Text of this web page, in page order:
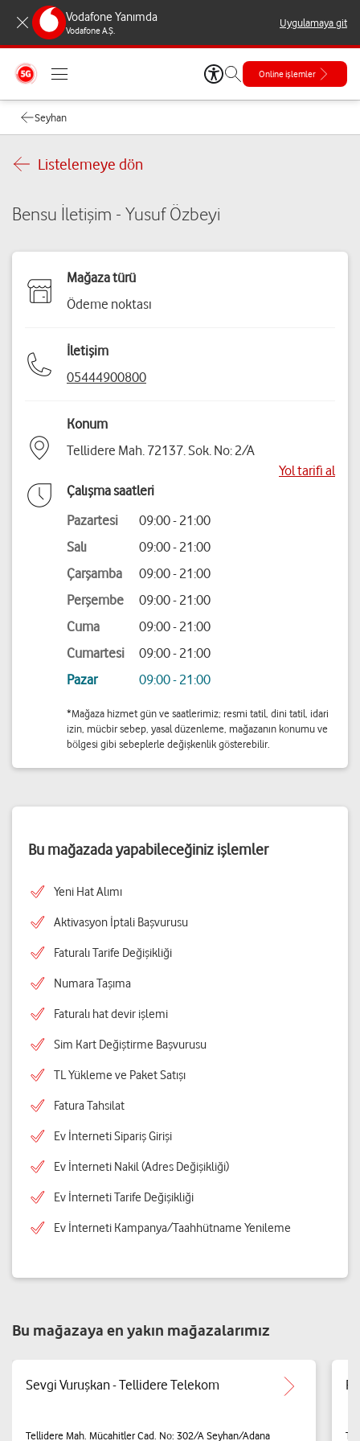
Vodafone Yanımda
Vodafone A.Ş.
Uygulamaya git
Online işlemler
Seyhan
Listelemeye dön
Bensu İletişim - Yusuf Özbeyi
Mağaza türü
Ödeme noktası
İletişim
05444900800
Konum
Tellidere Mah. 72137. Sok. No: 2/A
Yol tarifi al
Çalışma saatleri
Pazartesi
09:00 - 21:00
Salı
09:00 - 21:00
Çarşamba
09:00 - 21:00
Perşembe
09:00 - 21:00
Cuma
09:00 - 21:00
Cumartesi
09:00 - 21:00
Pazar
09:00 - 21:00
*Mağaza hizmet gün ve saatlerimiz; resmi tatil, dini tatil, idari
izin, mücbir sebep, yasal düzenleme, mağazanın konumu ve
bölgesi gibi sebeplerle değişkenlik gösterebilir.
Bu mağazada yapabileceğiniz işlemler
Yeni Hat Alımı
Aktivasyon İptali Başvurusu
Faturalı Tarife Değişikliği
Numara Taşıma
Faturalı hat devir işlemi
Sim Kart Değiştirme Başvurusu
TL Yükleme ve Paket Satışı
Fatura Tahsilat
Ev İnterneti Sipariş Girişi
Ev İnterneti Nakil (Adres Değişikliği)
Ev İnterneti Tarife Değişikliği
Ev İnterneti Kampanya/Taahhütname Yenileme
Bu mağazaya en yakın mağazalarımız
Sevgi Vuruşkan - Tellidere Telekom
Tellidere Mah. Mücahitler Cad. No: 302/A Seyhan/Adana